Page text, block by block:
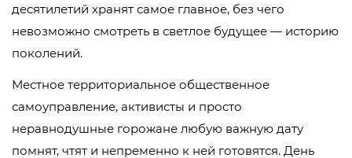
десятилетий хранят самое главное, без чего
невозможно смотреть в светлое будущее — историю
поколений.
Местное территориальное общественное
самоуправление, активисты и просто
неравнодушные горожане любую важную дату
помнят, чтят и непременно к ней готовятся. День